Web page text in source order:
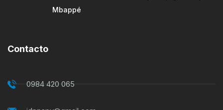
Mbappé
Contacto
0984 420 065